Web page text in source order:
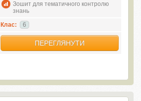
Зошит для тематичного контролю
знань
Клас:
6
ПЕРЕГЛЯНУТИ